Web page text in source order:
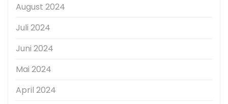
August 2024
Juli 2024
Juni 2024
Mai 2024
April 2024